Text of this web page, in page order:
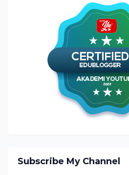
Subscribe My Channel